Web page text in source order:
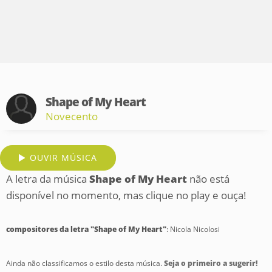
Shape of My Heart
Novecento
OUVIR MÚSICA
A letra da música Shape of My Heart não está
disponível no momento, mas clique no play e ouça!
compositores da letra "Shape of My Heart": Nicola Nicolosi
Ainda não classificamos o estilo desta música.Seja o primeiro a sugerir!